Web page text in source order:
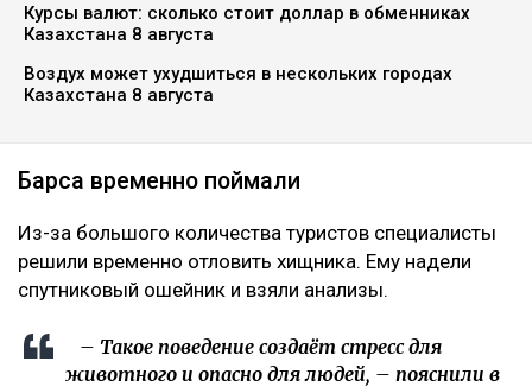
Курсы валют: сколько стоит доллар в обменниках
Казахстана 8 августа
Воздух может ухудшиться в нескольких городах
Казахстана 8 августа
Барса временно поймали
Из-за большого количества туристов специалисты
решили временно отловить хищника. Ему надели
спутниковый ошейник и взяли анализы.
– Такое поведение создаёт стресс для
животного и опасно для людей, – пояснили в